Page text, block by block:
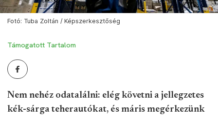
Fotó: Tuba Zoltán / Képszerkesztőség
Támogatott Tartalom
Nem nehéz odatalálni: elég követni a jellegzetes
kék-sárga teherautókat, és máris megérkezünk